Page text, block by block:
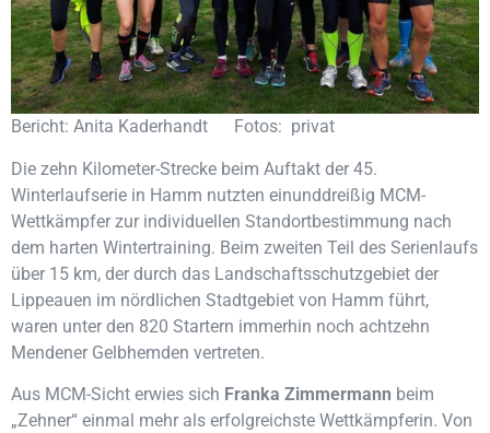
Bericht: Anita Kaderhandt Fotos: privat
Die zehn Kilometer-Strecke beim Auftakt der 45.
Winterlaufserie in Hamm nutzten einunddreißig MCM-
Wettkämpfer zur individuellen Standortbestimmung nach
dem harten Wintertraining. Beim zweiten Teil des Serienlaufs
über 15 km, der durch das Landschaftsschutzgebiet der
Lippeauen im nördlichen Stadtgebiet von Hamm führt,
waren unter den 820 Startern immerhin noch achtzehn
Mendener Gelbhemden vertreten.
Aus MCM-Sicht erwies sich Franka Zimmermann beim
„Zehner“ einmal mehr als erfolgreichste Wettkämpferin. Von